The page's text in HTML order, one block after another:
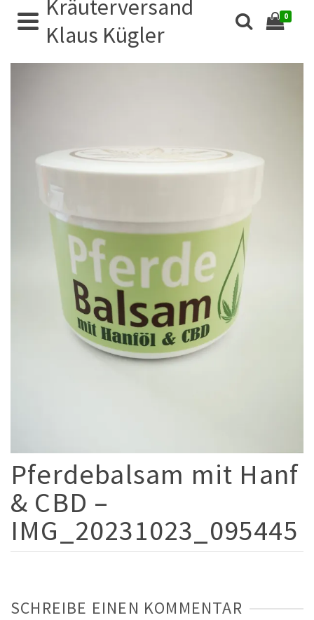
Kräuterversand
Klaus Kügler
0
Pferdebalsam mit Hanf
& CBD –
IMG_20231023_095445
SCHREIBE EINEN KOMMENTAR